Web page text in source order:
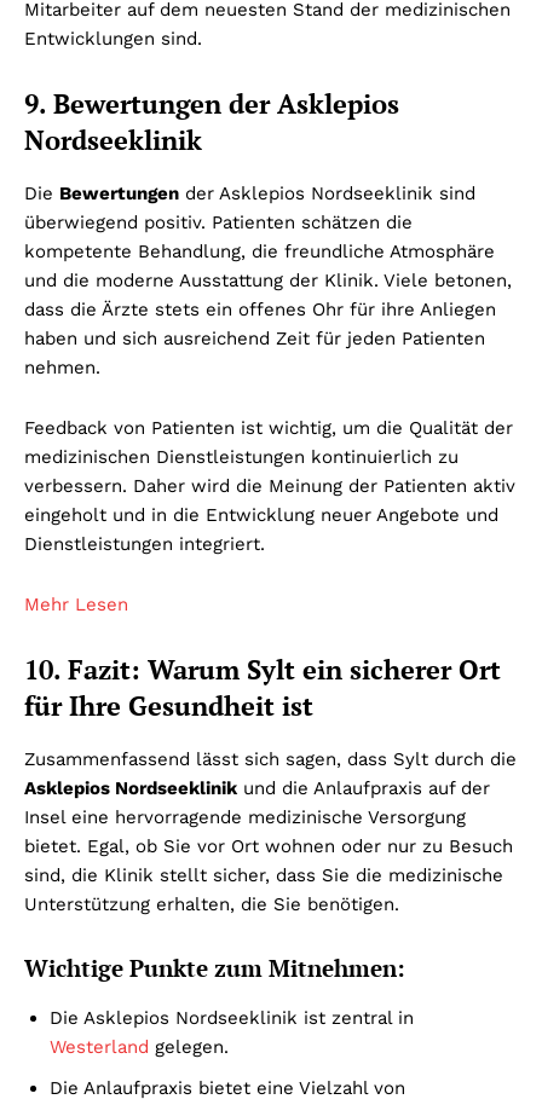
Mitarbeiter auf dem neuesten Stand der medizinischen
Entwicklungen sind.
9. Bewertungen der Asklepios
Nordseeklinik
Die Bewertungen der Asklepios Nordseeklinik sind
überwiegend positiv. Patienten schätzen die
kompetente Behandlung, die freundliche Atmosphäre
und die moderne Ausstattung der Klinik. Viele betonen,
dass die Ärzte stets ein offenes Ohr für ihre Anliegen
haben und sich ausreichend Zeit für jeden Patienten
nehmen.
Feedback von Patienten ist wichtig, um die Qualität der
medizinischen Dienstleistungen kontinuierlich zu
verbessern. Daher wird die Meinung der Patienten aktiv
eingeholt und in die Entwicklung neuer Angebote und
Dienstleistungen integriert.
Mehr Lesen
10. Fazit: Warum Sylt ein sicherer Ort
für Ihre Gesundheit ist
Zusammenfassend lässt sich sagen, dass Sylt durch die
Asklepios Nordseeklinik und die Anlaufpraxis auf der
Insel eine hervorragende medizinische Versorgung
bietet. Egal, ob Sie vor Ort wohnen oder nur zu Besuch
sind, die Klinik stellt sicher, dass Sie die medizinische
Unterstützung erhalten, die Sie benötigen.
Wichtige Punkte zum Mitnehmen:
Die Asklepios Nordseeklinik ist zentral in
Westerland gelegen.
Die Anlaufpraxis bietet eine Vielzahl von